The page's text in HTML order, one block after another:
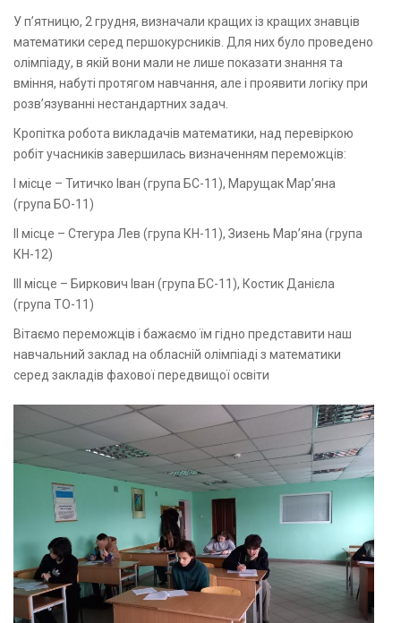
У п’ятницю, 2 грудня, визначали кращих із кращих знавців
математики серед першокурсників. Для них було проведено
олімпіаду, в якій вони мали не лише показати знання та
вміння, набуті протягом навчання, але і проявити логіку при
розв’язуванні нестандартних задач.
Кропітка робота викладачів математики, над перевіркою
робіт учасників завершилась визначенням переможців:
І місце – Титичко Іван (група БС-11), Марущак Мар’яна
(група БО-11)
ІІ місце – Стегура Лев (група КН-11), Зизень Мар’яна (група
КН-12)
ІІІ місце – Биркович Іван (група БС-11), Костик Данієла
(група ТО-11)
Вітаємо переможців і бажаємо їм гідно представити наш
навчальний заклад на обласній олімпіаді з математики
серед закладів фахової передвищої освіти